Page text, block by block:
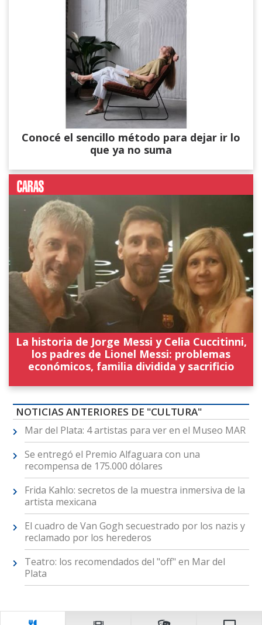
Conocé el sencillo método para dejar ir lo
que ya no suma
La historia de Jorge Messi y Celia Cuccitinni,
los padres de Lionel Messi: problemas
económicos, familia dividida y sacrificio
NOTICIAS ANTERIORES DE "CULTURA"
Mar del Plata: 4 artistas para ver en el Museo MAR
Se entregó el Premio Alfaguara con una
recompensa de 175.000 dólares
Frida Kahlo: secretos de la muestra inmersiva de la
artista mexicana
El cuadro de Van Gogh secuestrado por los nazis y
reclamado por los herederos
Teatro: los recomendados del "off" en Mar del
Plata